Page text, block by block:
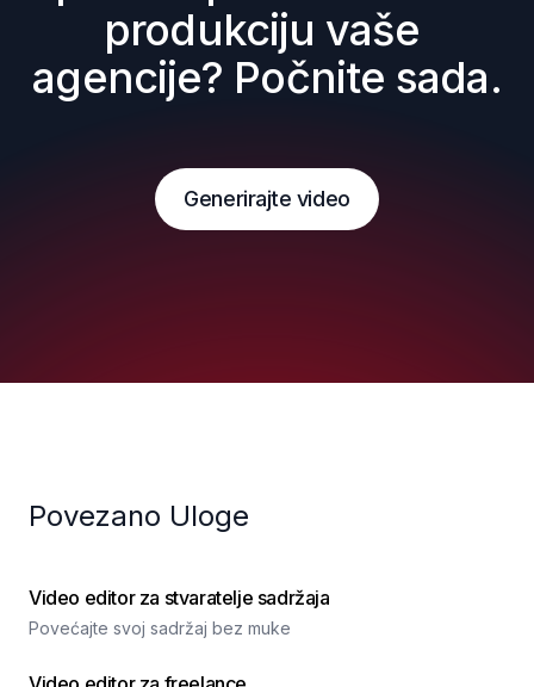
produkciju vaše
agencije? Počnite sada.
Generirajte video
Povezano Uloge
Video editor za stvaratelje sadržaja
Povećajte svoj sadržaj bez muke